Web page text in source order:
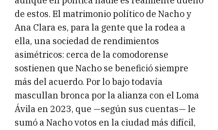
de estos. El matrimonio político de Nacho y
Ana Clara es, para la gente que la rodea a
ella, una sociedad de rendimientos
asimétricos: cerca de la comodorense
sostienen que Nacho se benefició siempre
más del acuerdo. Por lo bajo todavía
mascullan bronca por la alianza con el Loma
Ávila en 2023, que —según sus cuentas— le
sumó a Nacho votos en la ciudad más difícil,